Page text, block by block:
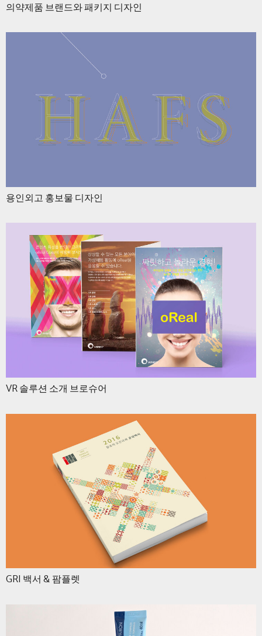
의약제품 브랜드와 패키지 디자인
용인외고 홍보물 디자인
VR 솔루션 소개 브로슈어
GRI 백서 & 팜플렛